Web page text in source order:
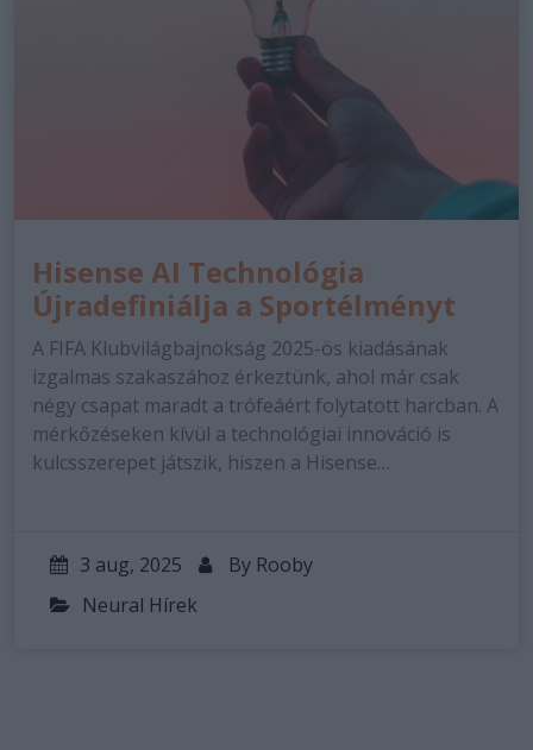
Hisense AI Technológia
Újradefiniálja a Sportélményt
A FIFA Klubvilágbajnokság 2025-ös kiadásának
izgalmas szakaszához érkeztünk, ahol már csak
négy csapat maradt a trófeáért folytatott harcban. A
mérkőzéseken kívül a technológiai innováció is
kulcsszerepet játszik, hiszen a Hisense…
3 aug, 2025 By Rooby
Neural Hírek